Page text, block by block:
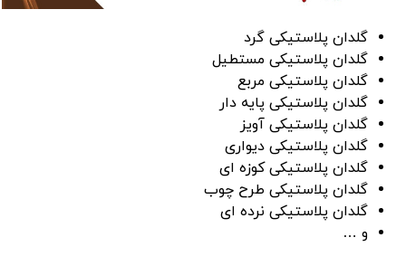
گلدان پلاستیکی گرد
گلدان پلاستیکی مستطیل
گلدان پلاستیکی مربع
گلدان پلاستیکی پایه دار
گلدان پلاستیکی آویز
گلدان پلاستیکی دیواری
گلدان پلاستیکی کوزه ای
گلدان پلاستیکی طرح چوب
گلدان پلاستیکی نرده ای
و …